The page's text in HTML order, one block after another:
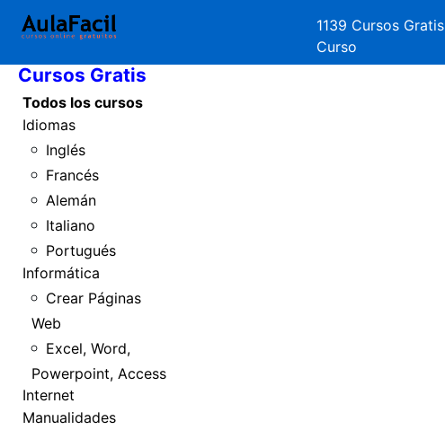
1139 Cursos Gratis
Curso
Inicio
Cursos Gratis
Todos los cursos
Idiomas
Inglés
Francés
Alemán
Italiano
Portugués
Informática
Crear Páginas
Web
Excel, Word,
Powerpoint, Access
Internet
Manualidades